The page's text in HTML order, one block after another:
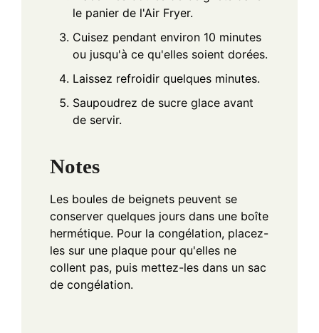
le panier de l'Air Fryer.
Cuisez pendant environ 10 minutes
ou jusqu'à ce qu'elles soient dorées.
Laissez refroidir quelques minutes.
Saupoudrez de sucre glace avant
de servir.
Notes
Les boules de beignets peuvent se
conserver quelques jours dans une boîte
hermétique. Pour la congélation, placez-
les sur une plaque pour qu'elles ne
collent pas, puis mettez-les dans un sac
de congélation.